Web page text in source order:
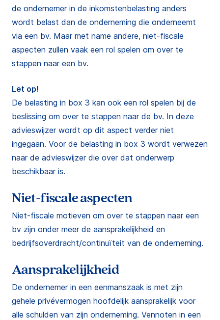
de ondernemer in de inkomstenbelasting anders
wordt belast dan de onderneming die onderneemt
via een bv. Maar met name andere, niet-fiscale
aspecten zullen vaak een rol spelen om over te
stappen naar een bv.
Let op!
De belasting in box 3 kan ook een rol spelen bij de
beslissing om over te stappen naar de bv. In deze
advieswijzer wordt op dit aspect verder niet
ingegaan. Voor de belasting in box 3 wordt verwezen
naar de advieswijzer die over dat onderwerp
beschikbaar is.
Niet-fiscale aspecten
Niet-fiscale motieven om over te stappen naar een
bv zijn onder meer de aansprakelijkheid en
bedrijfsoverdracht/continuïteit van de onderneming.
Aansprakelijkheid
De ondernemer in een eenmanszaak is met zijn
gehele privévermogen hoofdelijk aansprakelijk voor
alle schulden van zijn onderneming. Vennoten in een